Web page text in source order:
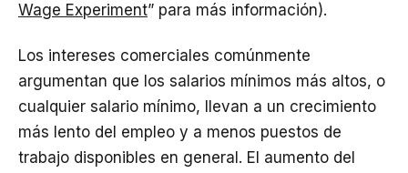
Wage Experiment” para más información).
Los intereses comerciales comúnmente
argumentan que los salarios mínimos más altos, o
cualquier salario mínimo, llevan a un crecimiento
más lento del empleo y a menos puestos de
trabajo disponibles en general. El aumento del